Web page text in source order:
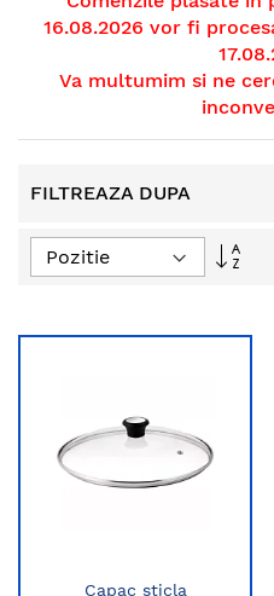
16.08.2026 vor fi
Va multumim si ne
FILTREAZA DUPA
Capac sticla